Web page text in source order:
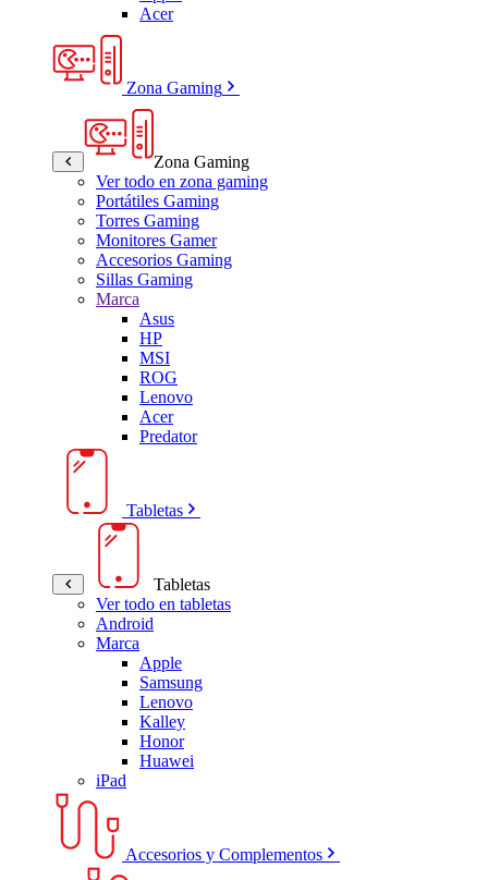
Acer
Zona Gaming
Zona Gaming
Ver todo en zona gaming
Portátiles Gaming
Torres Gaming
Monitores Gamer
Accesorios Gaming
Sillas Gaming
Marca
Asus
HP
MSI
ROG
Lenovo
Acer
Predator
Tabletas
Tabletas
Ver todo en tabletas
Android
Marca
Apple
Samsung
Lenovo
Kalley
Honor
Huawei
iPad
Accesorios y Complementos